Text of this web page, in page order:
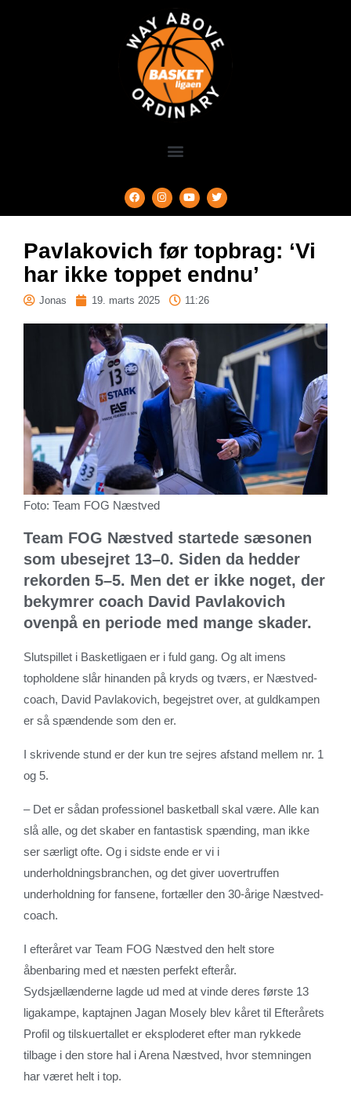
Pavlakovich før topbrag: ‘Vi
har ikke toppet endnu’
Jonas 19. marts 2025 11:26
Foto: Team FOG Næstved
Team FOG Næstved startede sæsonen
som ubesejret 13–0. Siden da hedder
rekorden 5–5. Men det er ikke noget, der
bekymrer coach David Pavlakovich
ovenpå en periode med mange skader.
Slutspillet i Basketligaen er i fuld gang. Og alt imens
topholdene slår hinanden på kryds og tværs, er Næstved-
coach, David Pavlakovich, begejstret over, at guldkampen
er så spændende som den er.
I skrivende stund er der kun tre sejres afstand mellem nr. 1
og 5.
– Det er sådan professionel basketball skal være. Alle kan
slå alle, og det skaber en fantastisk spænding, man ikke
ser særligt ofte. Og i sidste ende er vi i
underholdningsbranchen, og det giver uovertruffen
underholdning for fansene, fortæller den 30-årige Næstved-
coach.
I efteråret var Team FOG Næstved den helt store
åbenbaring med et næsten perfekt efterår.
Sydsjællænderne lagde ud med at vinde deres første 13
ligakampe, kaptajnen Jagan Mosely blev kåret til Efterårets
Profil og tilskuertallet er eksploderet efter man rykkede
tilbage i den store hal i Arena Næstved, hvor stemningen
har været helt i top.